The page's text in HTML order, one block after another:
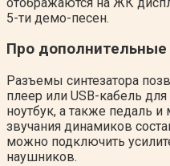
5-ти демо-песен.
Про
Разъемы синтезатора
плеер или USB-кабель
ноутбук, а также педаль
звучания динамиков
можно подключить
наушников.